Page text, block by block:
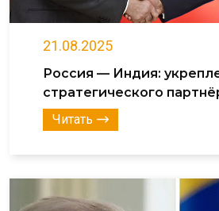
21.08.2025
Россия — Индия:
стратегического
Читать